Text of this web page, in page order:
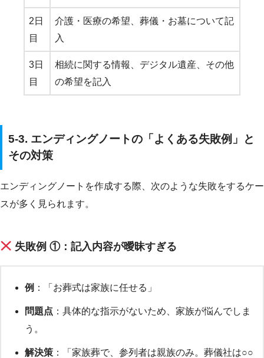
2日
目
介護・医療の希望、葬儀・お墓について記
入
3日
目
相続に関する情報、デジタル遺産、その他
の希望を記入
5-3. エンディングノートの「よくある失敗例」と
その対策
エンディングノートを作成する際、次のような失敗をするケー
スが多く見られます。
失敗例 ①：記入内容が曖昧すぎる
例 ：「お葬式は家族に任せる」
問題点 ：具体的な指示がないため、家族が悩んでしま
う。
解決策 ：「家族葬で、参列者は親族のみ。葬儀社は○○